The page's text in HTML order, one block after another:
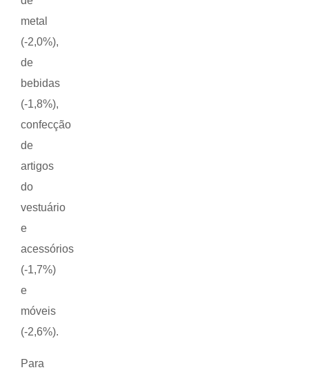
metal
(-2,0%),
de
bebidas
(-1,8%),
confecção
de
artigos
do
vestuário
e
acessórios
(-1,7%)
e
móveis
(-2,6%).
Para